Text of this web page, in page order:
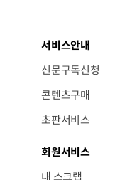
서비스안내
신문구독신청
콘텐츠구매
초판서비스
회원서비스
내 스크랩